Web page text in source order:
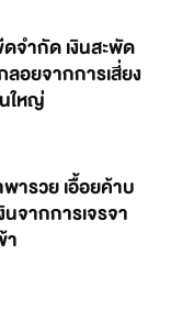
ดจำกัด เงินสะพัด
ลอยจากการเสี่ยง
ใหญ่
ารวย เอื้อยค้าบ
นจากการเจรจา
า